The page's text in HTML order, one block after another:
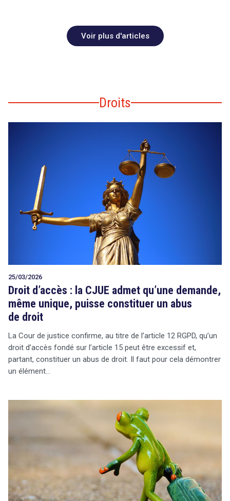
Voir plus d'articles
Droits
25/03/2026
Droit d’accès : la CJUE admet qu’une demande,
même unique, puisse constituer un abus
de droit
La Cour de justice confirme, au titre de l’article 12 RGPD, qu’un
droit d’accès fondé sur l’article 15 peut être excessif et,
partant, constituer un abus de droit. Il faut pour cela démontrer
un élément…